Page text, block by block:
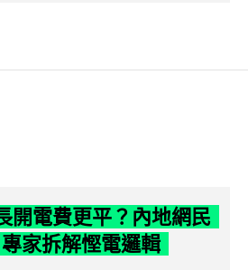
開電費更平？內地網民
家拆解慳電邏輯